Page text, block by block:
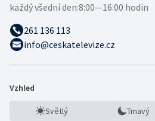
každý všední den:8:00—16:00 hodin
261 136 113
info@ceskatelevize.cz
Vzhled
Světlý Tmavý